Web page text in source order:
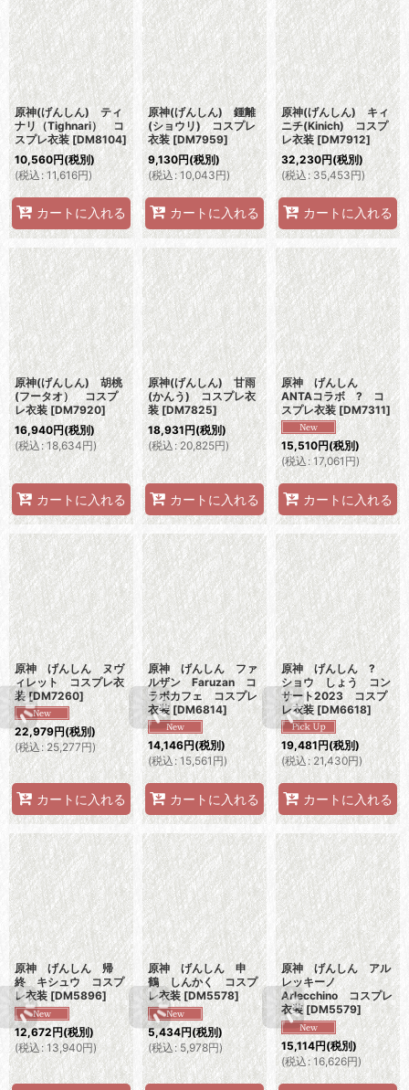
原神(げんしん) ティ
ナリ（Tighnari） コ
スプレ衣装 [DM8104]
10,560円(税別)
(税込 : 11,616円)
カートに入れる
原神(げんしん) 鍾離
(ショウリ) コスプレ
衣装 [DM7959]
9,130円(税別)
(税込 : 10,043円)
カートに入れる
原神(げんしん) キィ
ニチ(Kinich) コスプ
レ衣装 [DM7912]
32,230円(税別)
(税込 : 35,453円)
カートに入れる
原神(げんしん) 胡桃
(フータオ） コスプ
レ衣装 [DM7920]
16,940円(税別)
(税込: 18,634円)
カートに入れる
原神(げんしん) 甘雨
(かんう) コスプレ衣
装 [DM7825]
18,931円(税別)
(税込 : 20,825円)
カートに入れる
原神 げんしん
ANTAコラボ ? コ
スプレ衣装 [DM7311]
15,510円(税別)
(税込 : 17,061円)
カートに入れる
原神 げんしん ヌヴ
ィレット コスプレ衣
装 [DM7260]
22,979円(税別)
(税込: 25,277円)
カートに入れる
原神 げんしん ファ
ルザン Faruzan コ
ラボカフェ コスプレ
衣装 [DM6814]
14,146円(税別)
(税込: 15,561円)
カートに入れる
原神 げんしん ?
ショウ しょう コン
サート2023 コスプ
レ衣装 [DM6618]
19,481円(税別)
(税込: 21,430円)
カートに入れる
原神 げんしん 帰
終 キシュウ コスプ
レ衣装 [DM5896]
12,672円(税別)
(税込 : 13,940円)
原神 げんしん 申
鶴 しんかく コスプ
レ衣装 [DM5578]
5,434円(税別)
(税込: 5,978円)
原神 げんしん アル
レッキーノ
Arlecchino コスプレ
衣装 [DM5579]
15,114円(税別)
(税込: 16,626円)